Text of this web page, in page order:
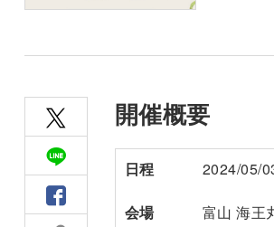
開催概要
日程 2024/05/
会場 富山 海王